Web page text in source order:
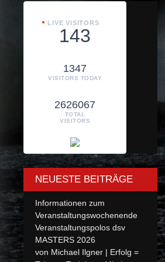
LIVE VISITORS
143
1347
VISITORS TODAY
2626067
TOTAL
VISITORS
NEUESTE BEITRÄGE
Informationen zum
Veranstaltungswochenende
Veranstaltungspolos dsv
MASTERS 2026
von Michael Ilgner | Erfolg =